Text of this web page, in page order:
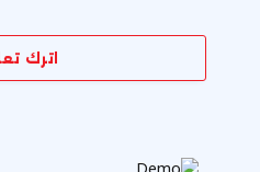
اترك